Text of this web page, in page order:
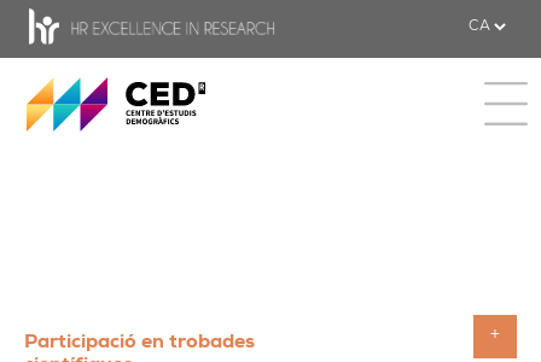
CED - Centre d'estudis Demogràfics
Participació en trobades